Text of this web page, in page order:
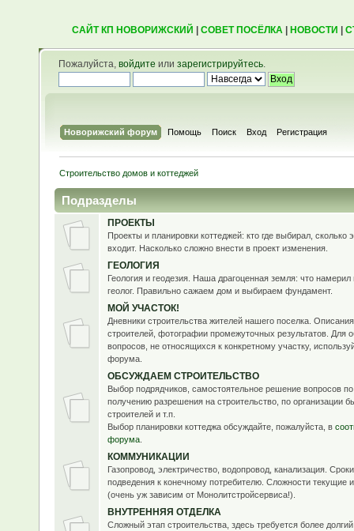
САЙТ КП НОВОРИЖСКИЙ СОВЕТ ПОСЁЛКА| НОВОСТИ
Пожалуйста, войдите или зарегистрируйтесь.
Новорижский форум Помощь Поиск Вход Регистрация
Строительство домов и коттеджей
Подразделы
ПРОЕКТЫ
Проекты и планировки коттеджей: кто где выбирал, сколько
входит. Насколько сложно внести в проект изменения.
ГЕОЛОГИЯ
Геология и геодезия. Наша драгоценная земля: что намерил
геолог. Правильно сажаем дом и выбираем фундамент.
МОЙ УЧАСТОК!
Дневники строительства жителей нашего поселка.
строителей, фотографии промежуточных результатов. Для
вопросов, не относящихся к конкретному участку,
форума.
ОБСУЖДАЕМ СТРОИТЕЛЬСТВО
Выбор подрядчиков, самостоятельное решение вопросов
получению разрешения на строительство, по организации
строителей и т.п.
Выбор планировки коттеджа обсуждайте, пожалуйста, в
форума.
КОММУНИКАЦИИ
Газопровод, электричество, водопровод, канализация.
подведения к конечному потребителю. Сложности текущие
(очень уж зависим от Монолитстройсервиса!).
ВНУТРЕННЯЯ ОТДЕЛКА
Сложный этап строительства, здесь требуется более